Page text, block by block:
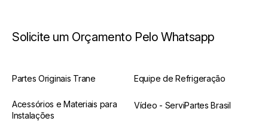
Solicite um Orçamento Pelo Whatsapp
Partes Originais Trane Equipe de Refrigeração
Acessórios e Materiais para
Instalações
Vídeo - ServiPartes Brasil